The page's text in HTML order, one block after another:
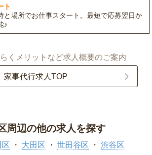
ト
と場所でお仕事スタート。最短で応募翌日か
♪
くメリットなど求人概要のご案内
家事代行求人TOP
周辺の他の求人を探す
区 大田区 世田谷区 渋谷区